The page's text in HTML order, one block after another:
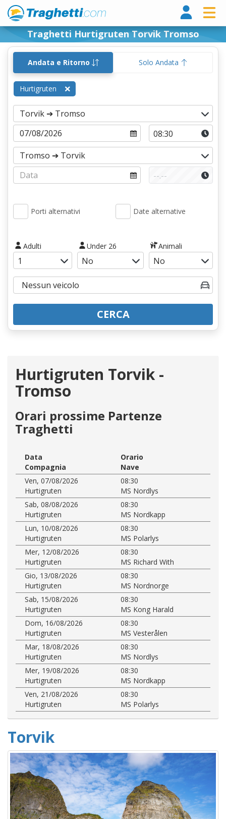
Traghetti Hurtigruten Torvik Tromso
Andata e Ritorno Solo Andata
Hurtigruten
Porti alternativi Date alternative
Adulti Under 26 Animali
CERCA
Hurtigruten Torvik -
Tromso
Orari prossime Partenze
Traghetti
Data
Orario
Compagnia
Nave
Ven, 07/08/2026
08:30
Hurtigruten
MS Nordlys
Sab, 08/08/2026
08:30
Hurtigruten
MS Nordkapp
Lun, 10/08/2026
08:30
Hurtigruten
MS Polarlys
Mer, 12/08/2026
08:30
Hurtigruten
MS Richard With
Gio, 13/08/2026
08:30
Hurtigruten
MS Nordnorge
Sab, 15/08/2026
08:30
Hurtigruten
MS Kong Harald
Dom, 16/08/2026
08:30
Hurtigruten
MS Vesterålen
Mar, 18/08/2026
08:30
Hurtigruten
MS Nordlys
Mer, 19/08/2026
08:30
Hurtigruten
MS Nordkapp
Ven, 21/08/2026
08:30
Hurtigruten
MS Polarlys
Torvik